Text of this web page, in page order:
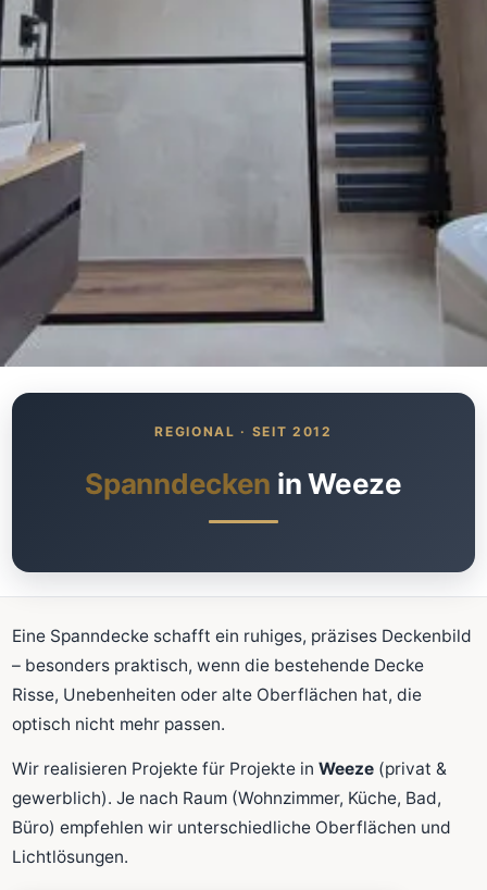
Was kostet meine neue
Spanndecke?
Schnellrechner
FLÄCHE (M²)
Zum Rechner
Fläche wird in den großen Rechner übernommen.
Spanndecken in Weeze
Eine Spanndecke schafft ein ruhiges, präzises Deckenbild
– besonders praktisch, wenn die bestehende Decke
Risse, Unebenheiten oder alte Oberflächen hat, die
optisch nicht mehr passen.
Wir realisieren Projekte für Projekte inWeeze (privat &
gewerblich). Je nach Raum (Wohnzimmer, Küche, Bad,
Büro) empfehlen wir unterschiedliche Oberflächen und
Lichtlösungen.